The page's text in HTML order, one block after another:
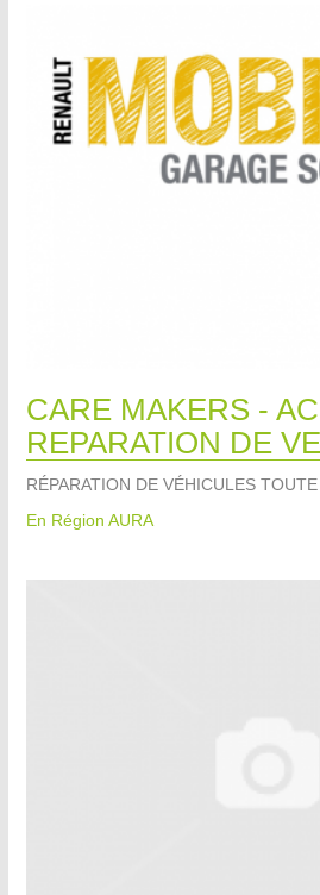
CARE MAKERS -
REPARATION DE
RÉPARATION DE VÉHICULES
En Région AURA